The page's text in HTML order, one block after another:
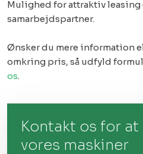
Mulighed for attraktiv leasing
samarbejdspartner.
Ønsker du mere information
omkring pris, så udfyld
os.
Kontakt os for
vores maskiner